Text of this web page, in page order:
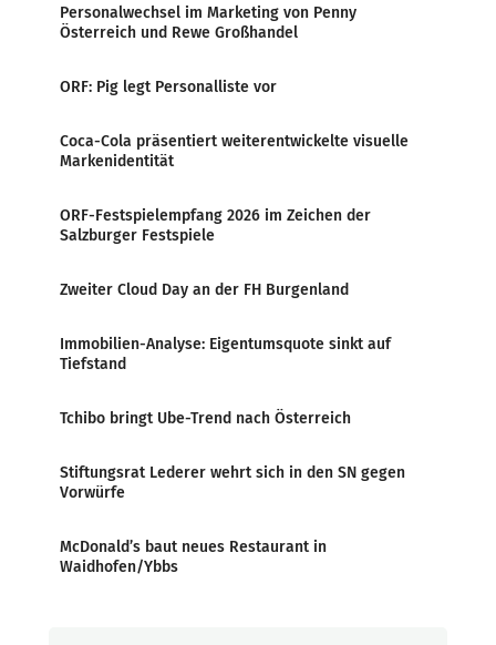
Personalwechsel im Marketing von Penny
Österreich und Rewe Großhandel
ORF: Pig legt Personalliste vor
Coca-Cola präsentiert weiterentwickelte visuelle
Markenidentität
ORF-Festspielempfang 2026 im Zeichen der
Salzburger Festspiele
Zweiter Cloud Day an der FH Burgenland
Immobilien-Analyse: Eigentumsquote sinkt auf
Tiefstand
Tchibo bringt Ube-Trend nach Österreich
Stiftungsrat Lederer wehrt sich in den SN gegen
Vorwürfe
McDonald’s baut neues Restaurant in
Waidhofen/Ybbs